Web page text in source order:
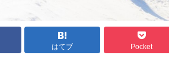
はてブ Pocket